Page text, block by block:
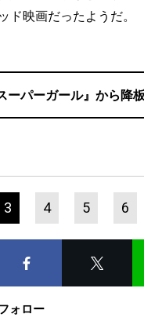
ド映画だったようだ。
ーパーガール』から降
3 4 5 6
ォロー